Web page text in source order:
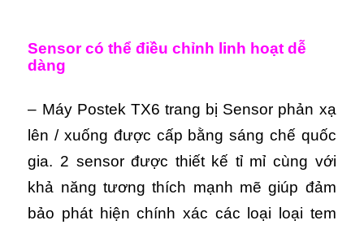
Sensor có thể điều chỉnh linh hoạt dễ
dàng
– Máy Postek TX6 trang bị Sensor phản xạ
lên / xuống được cấp bằng sáng chế quốc
gia. 2 sensor được thiết kế tỉ mỉ cùng với
khả năng tương thích mạnh mẽ giúp đảm
bảo phát hiện chính xác các loại loại tem